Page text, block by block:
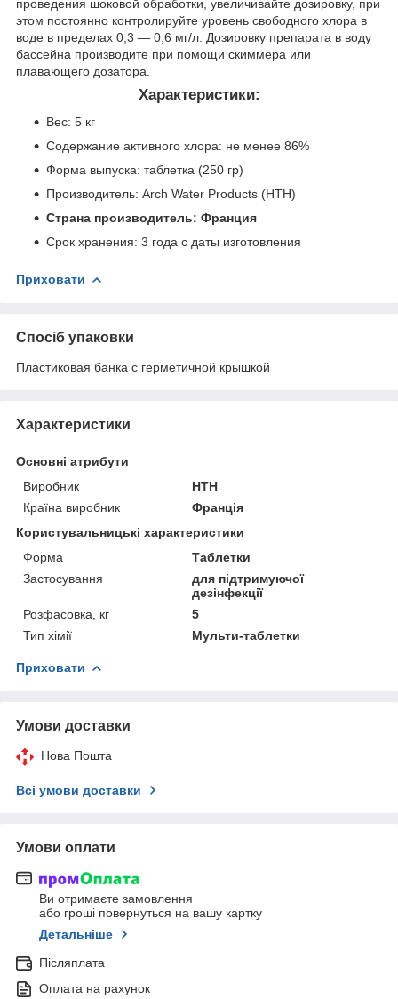
проведения шоковой обработки, увеличивайте дозировку, при
этом постоянно контролируйте уровень свободного хлора в
воде в пределах 0,3 — 0,6 мг/л. Дозировку препарата в воду
бассейна производите при помощи скиммера или
плавающего дозатора.
Характеристики:
Вес: 5 кг
Содержание активного хлора: не менее 86%
Форма выпуска: таблетка (250 гр)
Производитель: Arch Water Products (HTH)
Страна производитель: Франция
Срок хранения: 3 года с даты изготовления
Приховати
Спосіб упаковки
Пластиковая банка с герметичной крышкой
Характеристики
Основні атрибути
Виробник
HTH
Країна виробник
Франція
Користувальницькі характеристики
Форма
Таблетки
Застосування
для підтримуючої
дезінфекції
Розфасовка, кг
5
Тип хімії
Мульти-таблетки
Приховати
Умови доставки
Нова Пошта
Всі умови доставки
Умови оплати
Ви отримаєте замовлення
або гроші повернуться на вашу картку
Детальніше
Післяплата
Оплата на рахунок